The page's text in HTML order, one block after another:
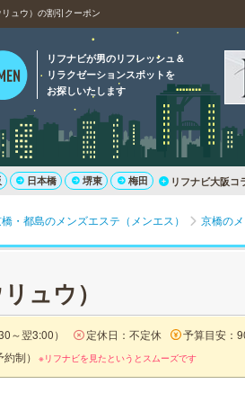
ュウ）の割引クーポン
リフナビが男のリフレッシュ＆
リラクゼーションスポットを
お探しいたします
日本橋 堺東 梅田 リフナビ大阪コ
・都島のメンズエステ（メンエス） 京橋の
ュウ）
～翌3:00） 定休日：不定休
予算目安：
約制） ※リフナビを見たというとスムーズです